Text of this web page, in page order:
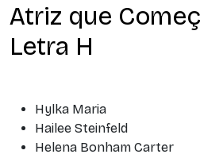
Atriz que
Letra H
Hylka Maria
Hailee Steinfeld
Helena Bonham Carter